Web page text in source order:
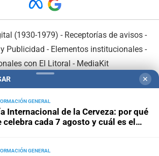
(1930-1979) - Receptorías de avisos -
Publicidad - Elementos institucionales-
con El Litoral - MediaKit
✕
GENERAL
Internacional de la Cerveza: por qué
celebra cada 7 agosto y cuál es el
GENERAL